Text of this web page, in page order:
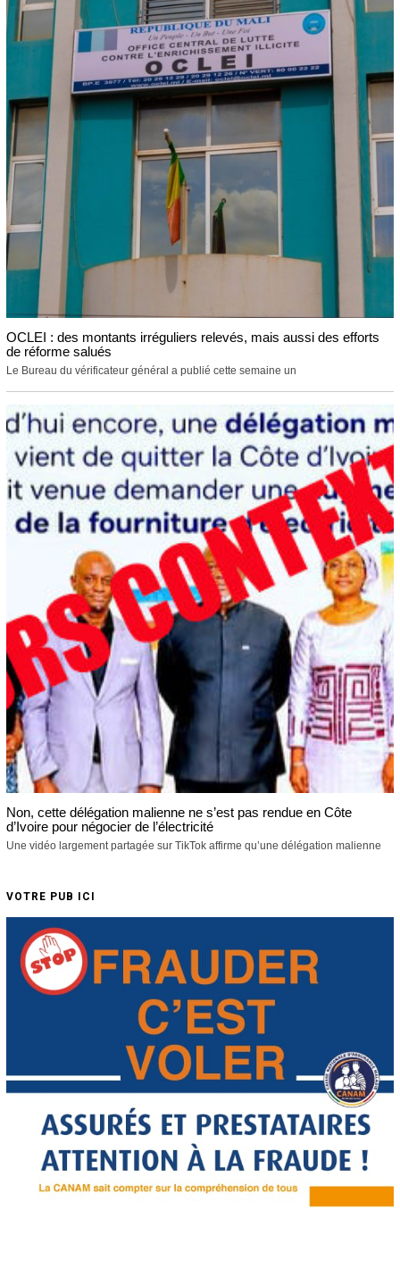
OCLEI : des montants irréguliers relevés, mais aussi des efforts
de réforme salués
Le Bureau du vérificateur général a publié cette semaine un
Non, cette délégation malienne ne s’est pas rendue en Côte
d’Ivoire pour négocier de l’électricité
Une vidéo largement partagée sur TikTok affirme qu’une délégation malienne
VOTRE PUB ICI